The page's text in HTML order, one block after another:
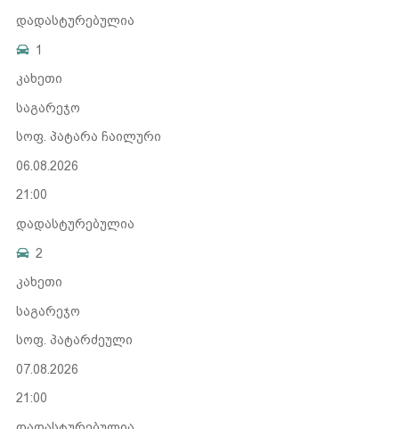
დადასტურებულია
1
კახეთი
საგარეჯო
სოფ. პატარა ჩაილური
06.08.2026
21:00
დადასტურებულია
2
კახეთი
საგარეჯო
სოფ. პატარძეული
07.08.2026
21:00